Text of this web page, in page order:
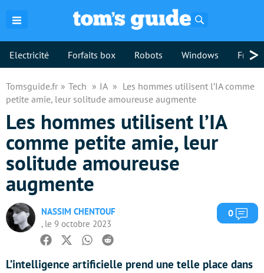
Electricité Forfaits box Robots Windows >
Tomsguide.fr Tech IA
Les hommes utilisent l’IA comme
petite amie, leur solitude amoureuse augmente
Les hommes utilisent l’IA
comme petite amie, leur
solitude amoureuse
augmente
NASSIM CHENTOUF
, le 9 octobre 2023
0
Facebook
TwitterWhatsapp
Reddit
L’intelligence artificielle prend une telle place dans